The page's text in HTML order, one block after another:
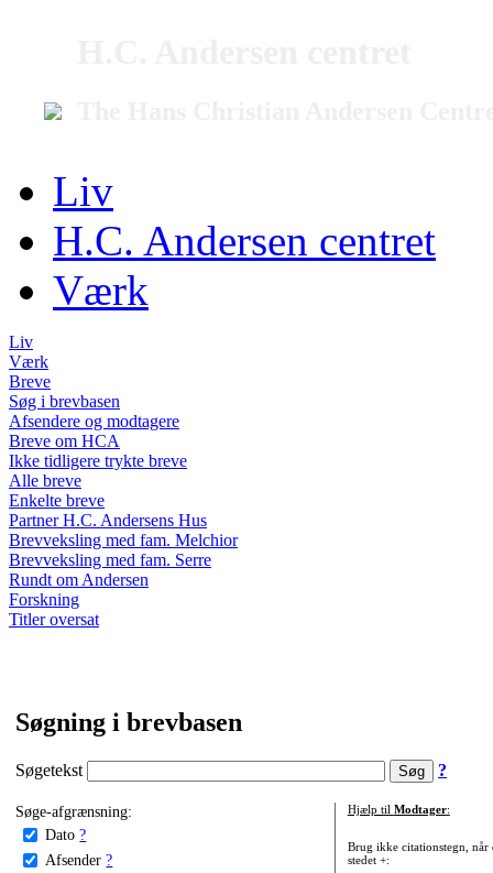
Liv
H.C. Andersen centret
Værk
Liv
Værk
Breve
Søg i brevbasen
Afsendere og modtagere
Breve om HCA
Ikke tidligere trykte breve
Alle breve
Enkelte breve
Partner H.C. Andersens Hus
Brevveksling med fam. Melchior
Brevveksling med fam. Serre
Rundt om Andersen
Forskning
Titler oversat
Søgning i brevbasen
Søgetekst ?
Søge-afgrænsning:
Dato ?
Afsender ?
Hjælp til Modtager:
Brug ikke citationstegn, når
stedet +: